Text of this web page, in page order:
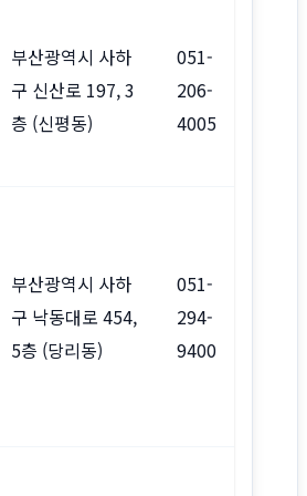
부산광역시 사하
구 신산로 197, 3
층 (신평동)
051-
206-
4005
부산광역시 사하
구 낙동대로 454,
5층 (당리동)
051-
294-
9400